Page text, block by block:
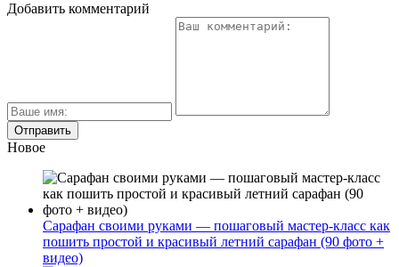
Добавить комментарий
Новое
Сарафан своими руками — пошаговый мастер-класс как
пошить простой и красивый летний сарафан (90 фото +
видео)